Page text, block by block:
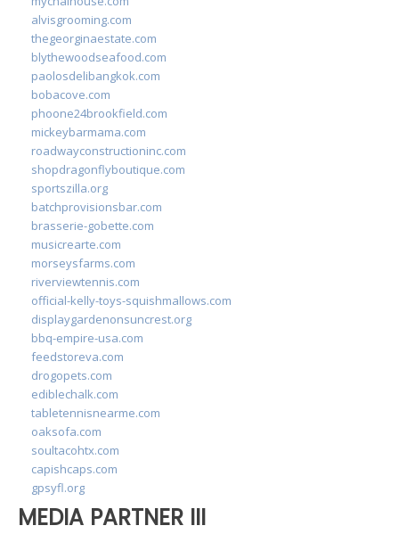
alvisgrooming.com
thegeorginaestate.com
blythewoodseafood.com
paolosdelibangkok.com
bobacove.com
phoone24brookfield.com
mickeybarmama.com
roadwayconstructioninc.com
shopdragonflyboutique.com
sportszilla.org
batchprovisionsbar.com
brasserie-gobette.com
musicrearte.com
morseysfarms.com
riverviewtennis.com
official-kelly-toys-squishmallows.com
displaygardenonsuncrest.org
bbq-empire-usa.com
feedstoreva.com
drogopets.com
ediblechalk.com
tabletennisnearme.com
oaksofa.com
soultacohtx.com
capishcaps.com
gpsyfl.org
MEDIA PARTNER III